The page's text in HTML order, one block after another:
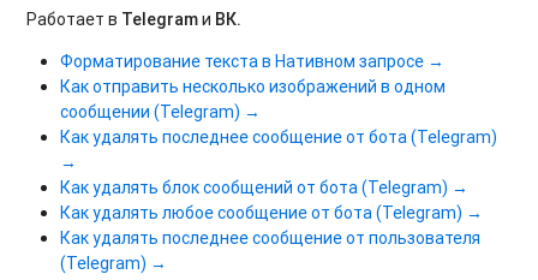
Работает в Telegramи ВК.
Форматирование текста в Нативном запросе →
Как отправить несколько изображений в одном
сообщении (Telegram) →
Как удалять последнее сообщение от бота (Telegram)
→
Как удалять блок сообщений от бота (Telegram) →
Как удалять любое сообщение от бота (Telegram) →
Как удалять последнее сообщение от пользователя
(Telegram) →